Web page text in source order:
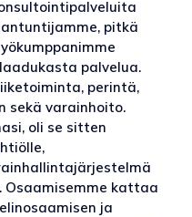
pitkä
palvelua.
perintä,
sekä varainhoito.
oli se sitten
Osaamisemme kattaa
ja